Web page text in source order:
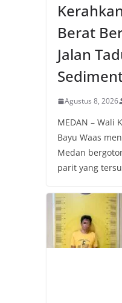
Berat
Jalan
Agustus 8, 2026
MEDAN – Wali
Bayu Waas
Medan
parit yang